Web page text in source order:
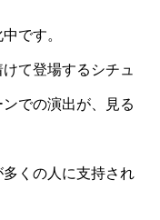
です。
て登場するシチュ
での演出が、見る
くの人に支持され